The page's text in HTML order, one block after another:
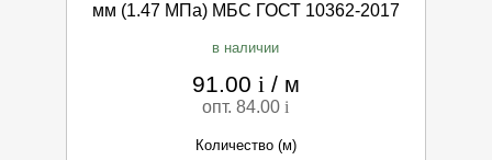
мм (1.47 МПа) МБС ГОСТ 10362-2017
в наличии
91.00 i / м
опт. 84.00i
Количество (м)